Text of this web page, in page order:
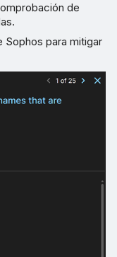
de
Sophos para mitigar